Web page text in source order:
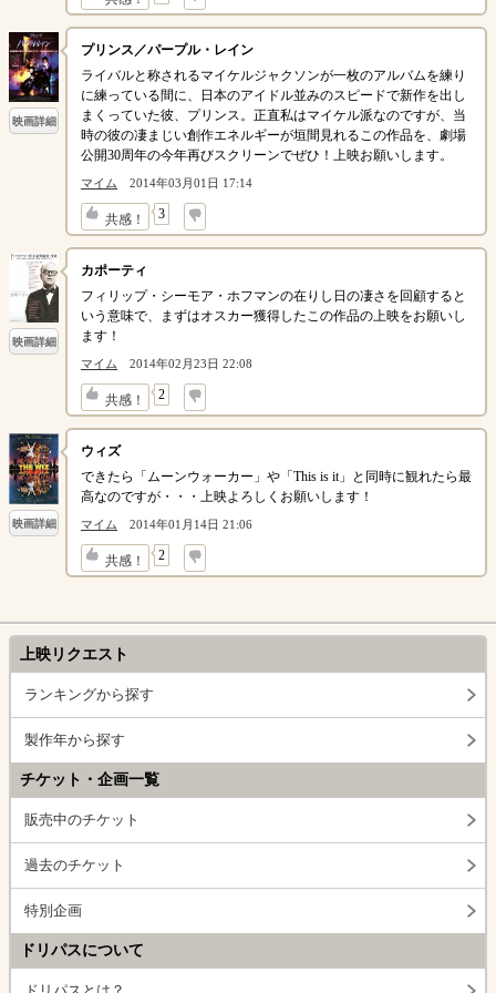
映画詳細
プリンス／パープル・レイン
ライバルと称されるマイケルジャクソンが一枚のアルバムを練り
に練っている間に、日本のアイドル並みのスピードで新作を出し
まくっていた彼、プリンス。正直私はマイケル派なのですが、当
時の彼の凄まじい創作エネルギーが垣間見れるこの作品を、劇場
公開30周年の今年再びスクリーンでぜひ！上映お願いします。
マイム 2014年03月01日 17:14
共感！ 3
↓
映画詳細
カポーティ
フィリップ・シーモア・ホフマンの在りし日の凄さを回顧すると
いう意味で、まずはオスカー獲得したこの作品の上映をお願いし
ます！
マイム 2014年02月23日 22:08
共感！ 2
↓
映画詳細
ウィズ
できたら「ムーンウォーカー」や「This is it」と同時に観れたら最
高なのですが・・・上映よろしくお願いします！
マイム 2014年01月14日 21:06
共感！ 2
↓
上映リクエスト
ランキングから探す
製作年から探す
チケット・企画一覧
販売中のチケット
過去のチケット
特別企画
ドリパスについて